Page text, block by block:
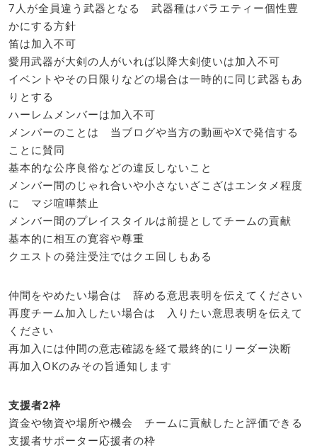
7人が全員違う武器となる 武器種はバラエティー個性豊
かにする方針
笛は加入不可
愛用武器が大剣の人がいれば以降大剣使いは加入不可
イベントやその日限りなどの場合は一時的に同じ武器もあ
りとする
ハーレムメンバーは加入不可
メンバーのことは 当ブログや当方の動画やXで発信する
ことに賛同
基本的な公序良俗などの違反しないこと
メンバー間のじゃれ合いや小さないざこざはエンタメ程度
に マジ喧嘩禁止
メンバー間のプレイスタイルは前提としてチームの貢献
基本的に相互の寛容や尊重
クエストの発注受注ではクエ回しもある
仲間をやめたい場合は 辞める意思表明を伝えてください
再度チーム加入したい場合は 入りたい意思表明を伝えて
ください
再加入には仲間の意志確認を経て最終的にリーダー決断
再加入OKのみその旨通知します
支援者2枠
資金や物資や場所や機会 チームに貢献したと評価できる
支援者サポーター応援者の枠